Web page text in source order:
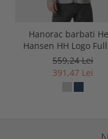
Hanorac barbati
Hansen HH Logo
Hoodie 2.0
559,24 Lei
391,47 Lei